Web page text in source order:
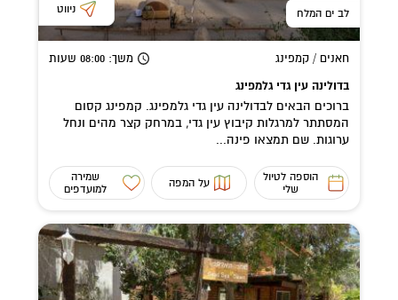
לב ים המלח ניווט
חאנים / קמפינג משך: 08:00 שעות
בדולינה עין גדי גלמפינג
ברוכים הבאים לבדולינה עין גדי גלמפינג. קמפינג קסום
המסתתר למרגלות קיבוץ עין גדי, במרחק קצר מהים ונחל
ערוגות. שם תמצאו פינה...
הוספה לטיול
שלי
על המפה
שמירה
למועדפים